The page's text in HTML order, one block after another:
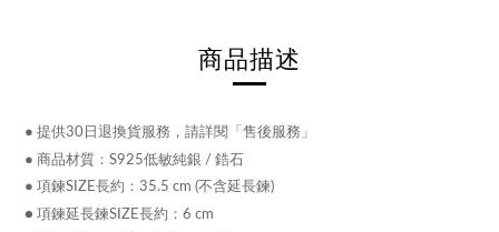
商品描述
● 提供30日退換貨服務，請詳閱「售後服務」
● 商品材質：S925低敏純銀 / 鋯石
● 項鍊SIZE長約：35.5 cm (不含延長鍊)
● 項鍊延長鍊SIZE長約：6 cm